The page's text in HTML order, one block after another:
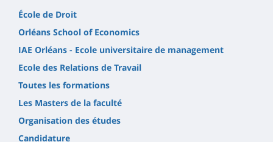
École de Droit
Orléans School of Economics
IAE Orléans - Ecole universitaire de management
Ecole des Relations de Travail
Toutes les formations
Les Masters de la faculté
Organisation des études
Candidature